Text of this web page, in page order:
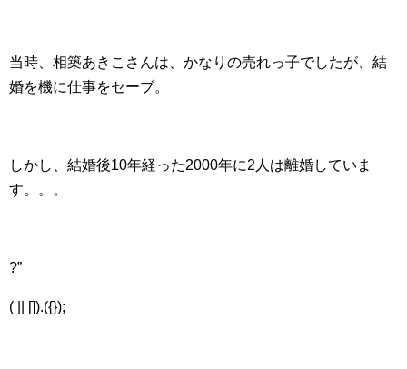
当時、相築あきこさんは、かなりの売れっ子でしたが、結
婚を機に仕事をセーブ。
しかし、結婚後10年経った2000年に2人は離婚していま
す。。。
?”
( || []).({});